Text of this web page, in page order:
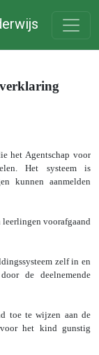
het Agentschap voor
Het systeem is
kunnen aanmelden
leerlingen voorafgaand
zelf in en
de deelnemende
toe te wijzen aan de
het kind gunstig